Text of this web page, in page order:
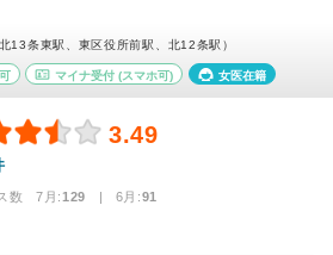
13条東駅、東区役所前駅、北12条駅）
マイナ受付 (スマホ可) 女医在籍
3.49
数 7月:129 | 6月:91